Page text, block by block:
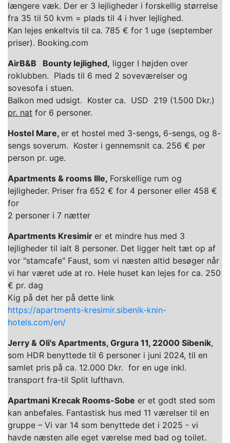
længere væk. Der er 3 lejligheder i forskellig størrelse
fra 35 til 50 kvm = plads til 4 i hver lejlighed.
Kan lejes enkeltvis til ca. 785 € for 1 uge (september
priser). Booking.com
AirB&B Bounty lejlighed, ligger I højden over
roklubben. Plads til 6 med 2 soveværelser og
sovesofa i stuen.
Balkon med udsigt. Koster ca. USD 219 (1.500 Dkr.)
pr. nat for 6 personer.
Hostel Mare, er et hostel med 3-sengs, 6-sengs, og 8-
sengs soverum. Koster i gennemsnit ca. 256 € per
person pr. uge.
Apartments & rooms Ille, Forskellige rum og
lejligheder. Priser fra 652 € for 4 personer eller 458 €
for
2 personer i 7 nætter
Apartments Kresimir er et mindre hus med 3
lejligheder til ialt 8 personer. Det ligger helt tæt op af
vor "stamcafe" Faust, som vi næsten altid besøger når
vi har været ude at ro. Hele huset kan lejes for ca. 250
€ pr. dag
Kig på det her på dette link
https://apartments-kresimir.sibenik-knin-
hotels.com/en/
Jerry & Oli's Apartments, Grgura 11, 22000 Sibenik,
som HDR benyttede til 6 personer i juni 2024, til en
samlet pris på ca. 12.000 Dkr. for en uge inkl.
transport fra-til Split lufthavn.
Apartmani Krecak Rooms-Sobe er et godt sted som
kan anbefales. Fantastisk hus med 11 værelser til en
gruppe – Vi var 14 som benyttede det i 2025 - vi
havde næsten alle eget værelse med bad og toilet.